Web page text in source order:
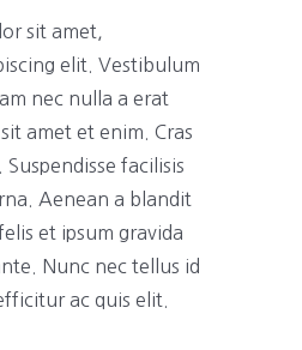
sit amet,
elit. Vestibulum
nec nulla a erat
amet et enim. Cras
facilisis
Aenean a blandit
et ipsum gravida
Nunc nec tellus id
ac quis elit.